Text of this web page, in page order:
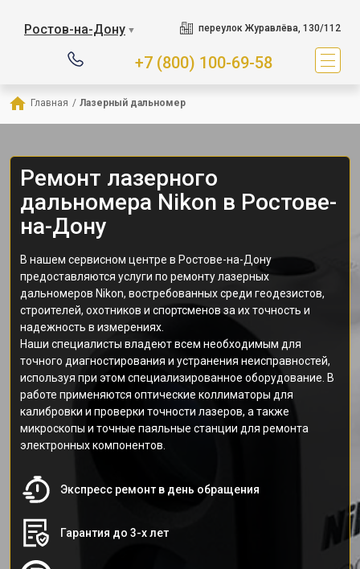
Ростов-на-Дону ▼ переулок Журавлёва, 130/112
+7 (800) 100-69-58
Главная / Лазерный дальномер
Ремонт лазерного
дальномера Nikon в Ростове-
на-Дону
В нашем сервисном центре в Ростове-на-Дону
предоставляются услуги по ремонту лазерных
дальномеров Nikon, востребованных среди геодезистов,
строителей, охотников и спортсменов за их точность и
надежность в измерениях.
Наши специалисты владеют всем необходимым для
точного диагностирования и устранения неисправностей,
используя при этом специализированное оборудование. В
работе применяются оптические коллиматоры для
калибровки и проверки точности лазеров, а также
микроскопы и точные паяльные станции для ремонта
электронных компонентов.
Экспресс ремонт в день обращения
Гарантия до 3-х лет